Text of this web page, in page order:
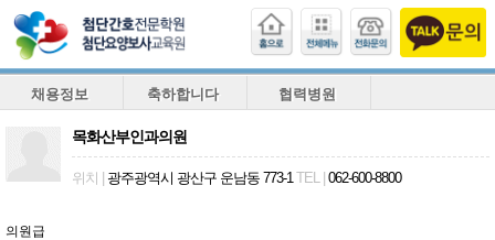
채용정보 축하합니다 협력병원
목화산부인과의원
위치 광주광역시 광산구 운남동 773-1TEL 062-600-8800
의원급